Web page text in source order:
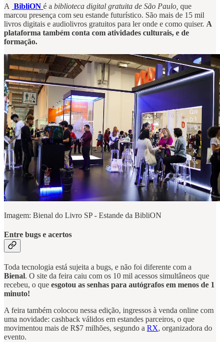
A BibliON é a biblioteca digital gratuita de São Paulo, que
marcou presença com seu estande futurístico. São mais de 15 mil
livros digitais e audiolivros gratuitos para ler onde e como quiser. A
plataforma também conta com atividades culturais, e de
formação.
Imagem: Bienal do Livro SP - Estande da BibliON
Entre bugs e acertos
Toda tecnologia está sujeita a bugs, e não foi diferente com a
Bienal. O site da feira caiu com os 10 mil acessos simultâneos que
recebeu, o que esgotou as senhas para autógrafos em menos de 1
minuto!
A feira também colocou nessa edição, ingressos à venda online com
uma novidade: cashback válidos em estandes parceiros, o que
movimentou mais de R$7 milhões, segundo a RX, organizadora do
evento.